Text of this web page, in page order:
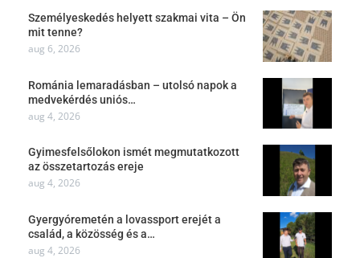
Személyeskedés helyett szakmai vita – Ön
mit tenne?
aug 6, 2026
Románia lemaradásban – utolsó napok a
medvekérdés uniós…
aug 4, 2026
Gyimesfelsőlokon ismét megmutatkozott
az összetartozás ereje
aug 4, 2026
Gyergyóremetén a lovassport erejét a
család, a közösség és a…
aug 4, 2026